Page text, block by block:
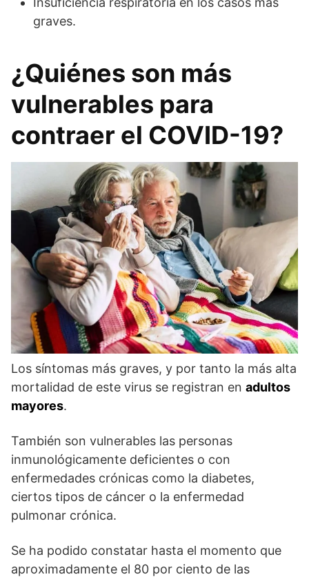
graves.
¿Quiénes son más
vulnerables para
contraer el COVID-19?
Los síntomas más graves, y por tanto la más alta
mortalidad de este virus se registran en adultos
mayores.
También son vulnerables las personas
inmunológicamente deficientes o con
enfermedades crónicas como la diabetes,
ciertos tipos de cáncer o la enfermedad
pulmonar crónica.
Se ha podido constatar hasta el momento que
aproximadamente el 80 por ciento de las